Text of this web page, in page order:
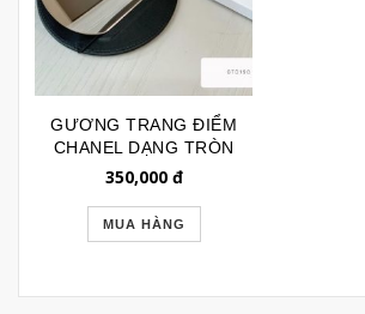
GƯƠNG TRANG ĐIỂM
CHANEL DẠNG TRÒN
GẬP ĐỂ BÀN GTD190
350,000đ
MUA HÀNG